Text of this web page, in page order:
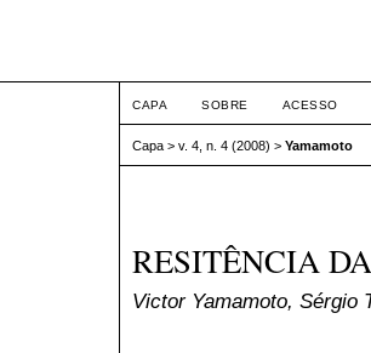
CAPA SOBRE ACESSO
Capa > v. 4, n. 4 (2008) > Yamamoto
RESITÊNCIA
Victor Yamamoto, Sérgio